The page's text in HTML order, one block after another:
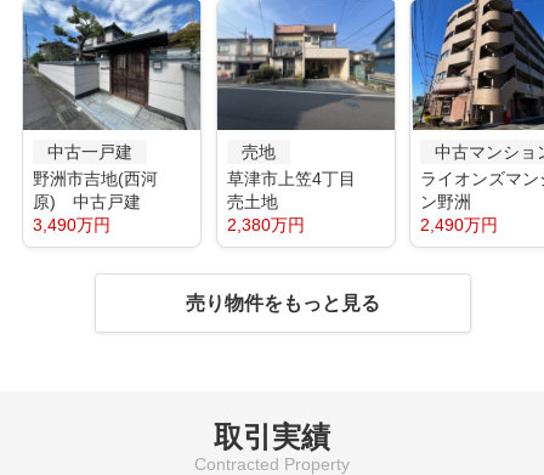
中古一戸建
野洲市吉地(西河
原) 中古戸建
3,490万円
売地
草津市上笠4丁目
売土地
2,380万円
中古マンショ
ライオンズマン
ン野洲
2,490万円
売り物件をもっと見る
取引実績
Contracted Property